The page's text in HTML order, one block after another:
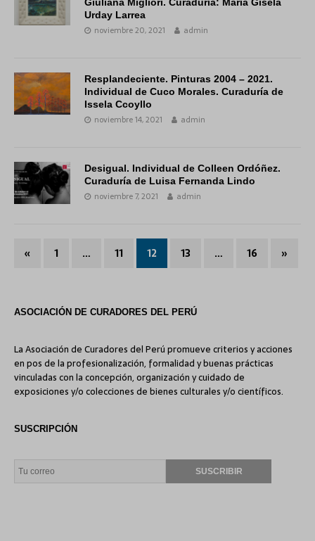
Giuliana Migliori. Curaduría: María Gisela
Urday Larrea
noviembre 20, 2021 admin
Resplandeciente. Pinturas 2004 – 2021.
Individual de Cuco Morales. Curaduría de
Issela Ccoyllo
noviembre 14, 2021 admin
Desigual. Individual de Colleen Ordóñez.
Curaduría de Luisa Fernanda Lindo
noviembre 7, 2021 admin
« 1 … 11 12 13 … 16 »
ASOCIACIÓN DE CURADORES DEL PERÚ
La Asociación de Curadores del Perú promueve criterios y acciones
en pos de la profesionalización, formalidad y buenas prácticas
vinculadas con la concepción, organización y cuidado de
exposiciones y/o colecciones de bienes culturales y/o científicos.
SUSCRIPCIÓN